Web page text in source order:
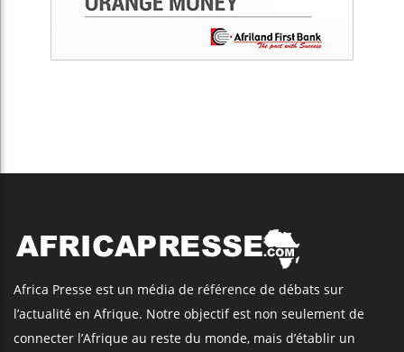
Africa Presse est un média de référence de débats sur
l’actualité en Afrique. Notre objectif est non seulement de
connecter l’Afrique au reste du monde, mais d’établir un